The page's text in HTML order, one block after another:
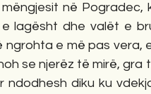
në Pogradec,
lagësht dhe valët e
e më pas vera,
se njerëz të mirë, gra
diku ku